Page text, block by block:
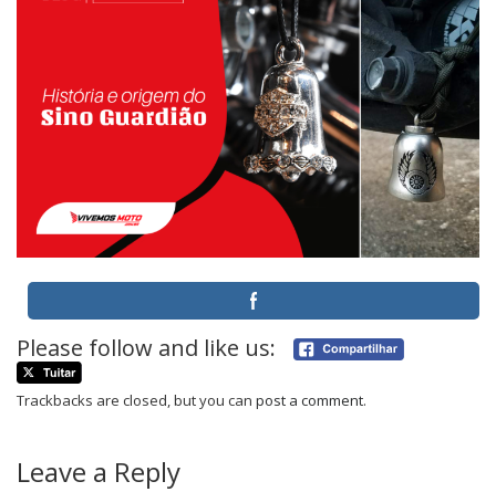
Please follow and like us:
Trackbacks are closed, but you can post a comment.
Leave a Reply